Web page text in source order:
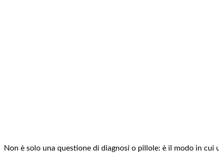
Non è solo una questione di diagnosi o pillole: è il modo in